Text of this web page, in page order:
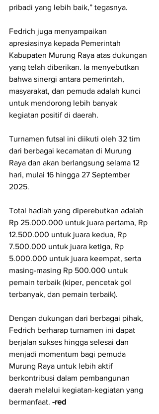
pribadi yang lebih baik,” tegasnya.
Fedrich juga menyampaikan
apresiasinya kepada Pemerintah
Kabupaten Murung Raya atas dukungan
yang telah diberikan. Ia menyebutkan
bahwa sinergi antara pemerintah,
masyarakat, dan pemuda adalah kunci
untuk mendorong lebih banyak
kegiatan positif di daerah.
Turnamen futsal ini diikuti oleh 32 tim
dari berbagai kecamatan di Murung
Raya dan akan berlangsung selama 12
hari, mulai 16 hingga 27 September
2025.
Total hadiah yang diperebutkan adalah
Rp 25.000.000 untuk juara pertama, Rp
12.500.000 untuk juara kedua, Rp
7.500.000 untuk juara ketiga, Rp
5.000.000 untuk juara keempat, serta
masing-masing Rp 500.000 untuk
pemain terbaik (kiper, pencetak gol
terbanyak, dan pemain terbaik).
Dengan dukungan dari berbagai pihak,
Fedrich berharap turnamen ini dapat
berjalan sukses hingga selesai dan
menjadi momentum bagi pemuda
Murung Raya untuk lebih aktif
berkontribusi dalam pembangunan
daerah melalui kegiatan-kegiatan yang
bermanfaat. -red